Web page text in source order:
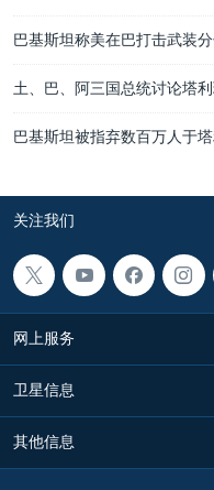
巴基斯坦称美在巴打击武装
土、巴、阿三国总统讨论塔
巴基斯坦被指弃数百万人于
关注我们
网上服务
卫星信息
其他信息